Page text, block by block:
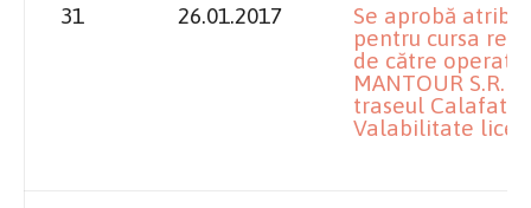
31 26.01.2017
Se aprobă
pentru cursa
de către
MANTOUR
traseul Calafat –
Valabilitate